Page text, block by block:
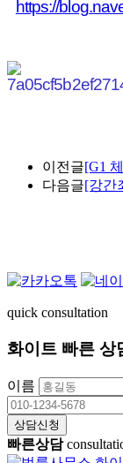
https://
이전글[G1
다음글[강간
quick consultation
화이트 빠른 상
이름
상담신청
빠른상담